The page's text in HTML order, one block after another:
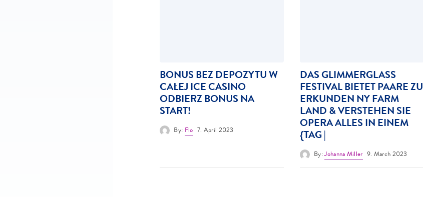
BONUS BEZ DEPOZYTU W
CAŁEJ ICE CASINO
ODBIERZ BONUS NA
START!
By: Flo 7. April 2023
DAS GLIMMERGLASS
FESTIVAL BIETET PAARE ZU
ERKUNDEN NY FARM
LAND & VERSTEHEN SIE
OPERA ALLES IN EINEM
{TAG |
By:Johanna Miller 9. March 2023